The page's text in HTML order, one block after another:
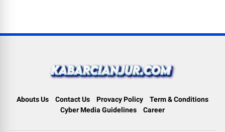
Abouts Us Contact Us Provacy Policy
Term & Conditions
Cyber Media Guidelines
Career